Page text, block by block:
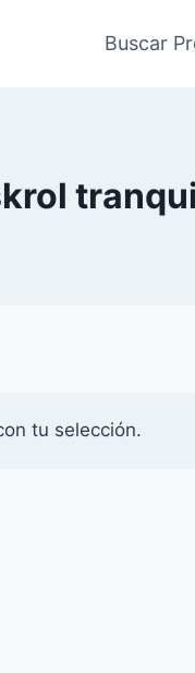
Buscar
tu selección.